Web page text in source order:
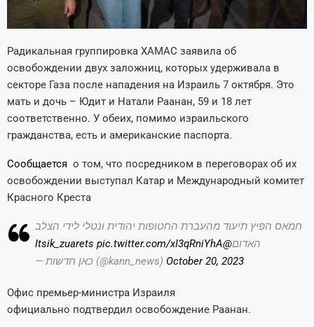
Радикальная группировка ХАМАС заявила об
освобождении двух заложниц, которых удерживала в
секторе Газа после нападения на Израиль 7 октября. Это
мать и дочь – Юдит и Натали Раанан, 59 и 18 лет
соответственно. У обеих, помимо израильского
гражданства, есть и американские паспорта.
Сообщается о том, что посредником в переговорах об их
освобождении выступал Катар и Международный комитет
Красного Креста
חמאס הפיץ תיעוד מהעברת החטופות יהודית ונטלי לידי הצלב
האדום@Itsik_zuarets
pic.twitter.com/xI3qRniYhA
— כאן חדשות (@kann_news) October 20, 2023
Офис премьер-министра Израиля
официально подтвердил освобождение Раанан.